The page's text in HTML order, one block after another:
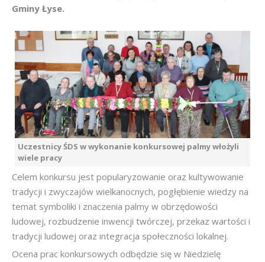
Gminy Łyse.
Uczestnicy ŚDS w wykonanie konkursowej palmy włożyli
wiele pracy
Celem konkursu jest popularyzowanie oraz kultywowanie
tradycji i zwyczajów wielkanocnych, pogłębienie wiedzy na
temat symboliki i znaczenia palmy w obrzędowości
ludowej, rozbudzenie inwencji twórczej, przekaz wartości i
tradycji ludowej oraz integracja społeczności lokalnej.
Ocena prac konkursowych odbędzie się w Niedzielę